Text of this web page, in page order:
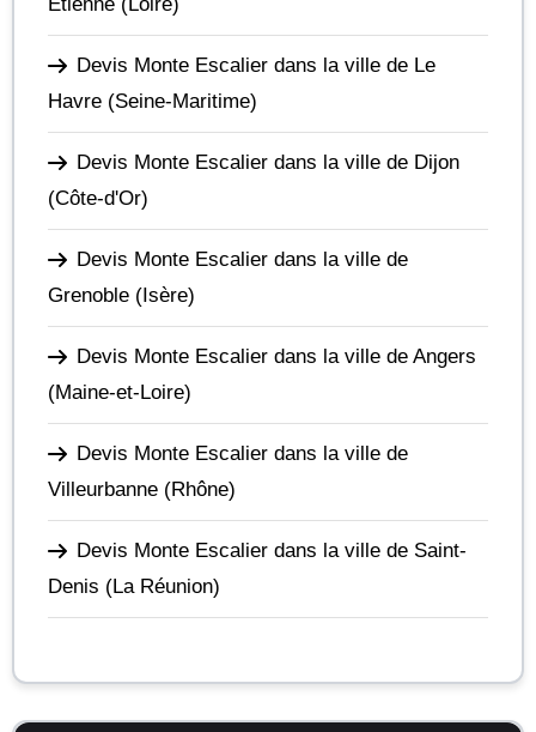
Devis Monte Escalier dans la ville de Le
Havre (Seine-Maritime)
Devis Monte Escalier dans la ville de Dijon
(Côte-d'Or)
Devis Monte Escalier dans la ville de
Grenoble (Isère)
Devis Monte Escalier dans la ville de Angers
(Maine-et-Loire)
Devis Monte Escalier dans la ville de
Villeurbanne (Rhône)
Devis Monte Escalier dans la ville de Saint-
Denis (La Réunion)